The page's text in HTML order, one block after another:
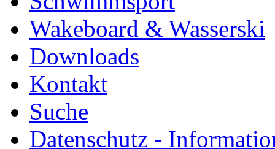
Wakeboard & Wasserski
Downloads
Kontakt
Suche
Datenschutz -